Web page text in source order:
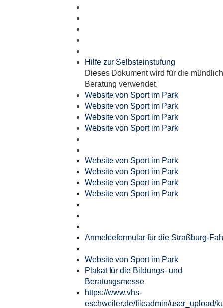
Hilfe zur Selbsteinstufung
Dieses Dokument wird für die
Beratung verwendet.
Website von Sport im Park
Website von Sport im Park
Website von Sport im Park
Website von Sport im Park
Website von Sport im Park
Website von Sport im Park
Website von Sport im Park
Website von Sport im Park
Anmeldeformular für die Straßburg-
Website von Sport im Park
Plakat für die Bildungs- und
Beratungsmesse
https://www.vhs-
eschweiler.de/fileadmin/user_upload/